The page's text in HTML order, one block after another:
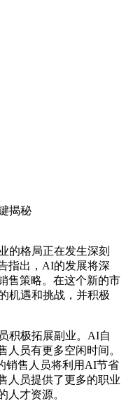
揭秘
格局正在发生深刻
指出，AI的发展将深
售策略。在这个新的市
机遇和挑战，并积极
极拓展副业。AI自
人员有更多空闲时间。
销售人员将利用AI节省
人员提供了更多的职业
人才资源。